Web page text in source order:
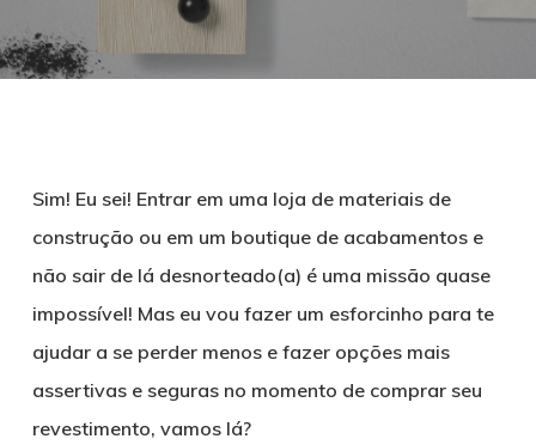
Sim! Eu sei! Entrar em uma loja de materiais de
construção ou em um boutique de acabamentos e
não sair de lá desnorteado(a) é uma missão quase
impossível! Mas eu vou fazer um esforcinho para te
ajudar a se perder menos e fazer opções mais
assertivas e seguras no momento de comprar seu
revestimento, vamos lá?